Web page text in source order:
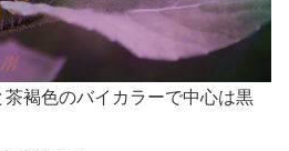
茶褐色のバイカラーで中心は黒